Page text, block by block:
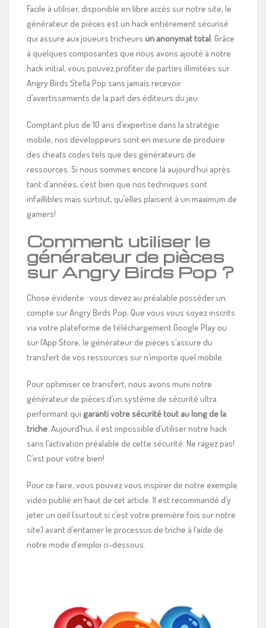
Facile à utiliser, disponible en libre accès sur notre site, le
générateur de pièces est un hack entièrement sécurisé
qui assure aux joueurs tricheurs un anonymat total. Grâce
à quelques composantes que nous avons ajouté à notre
hack initial, vous pouvez profiter de parties illimitées sur
Angry Birds Stella Pop sans jamais recevoir
d’avertissements de la part des éditeurs du jeu.
Comptant plus de 10 ans d’expertise dans la stratégie
mobile, nos développeurs sont en mesure de produire
des cheats codes tels que des générateurs de
ressources. Si nous sommes encore là aujourd’hui après
tant d’années, c’est bien que nos techniques sont
infaillibles mais surtout, qu’elles plaisent à un maximum de
gamers!
Comment utiliser le
générateur de pièces
sur Angry Birds Pop ?
Chose évidente : vous devez au préalable posséder un
compte sur Angry Birds Pop. Que vous vous soyez inscrits
via votre plateforme de téléchargement Google Play ou
sur l’App Store, le générateur de pièces s’assure du
transfert de vos ressources sur n’importe quel mobile.
Pour optimiser ce transfert, nous avons muni notre
générateur de pièces d’un système de sécurité ultra
performant qui garanti votre sécurité tout au long de la
triche. Aujourd’hui, il est impossible d’utiliser notre hack
sans l’activation préalable de cette sécurité. Ne ragez pas!
C’est pour votre bien!
Pour ce faire, vous pouvez vous inspirer de notre exemple
vidéo publié en haut de cet article. Il est recommandé d’y
jeter un oeil (surtout si c’est votre première fois sur notre
site) avant d’entamer le processus de triche à l’aide de
notre mode d’emploi ci-dessous.